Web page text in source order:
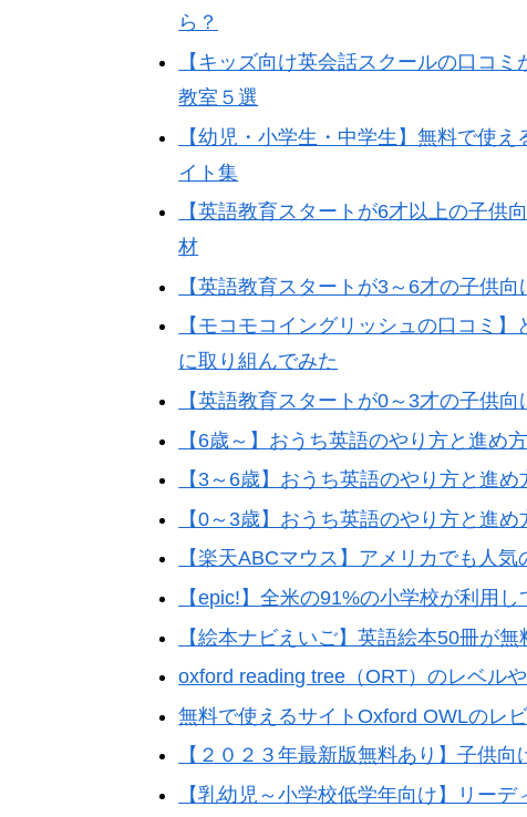
ら？
【キッズ向け英会話スクールの口コ
教室５選
【幼児・小学生・中学生】無料で使
イト集
【英語教育スタートが6才以上の子供
材
【英語教育スタートが3～6才の子供
【モコモコイングリッシュの口コミ
に取り組んでみた
【英語教育スタートが0～3才の子供
【6歳～】おうち英語のやり方と進め
【3～6歳】おうち英語のやり方と進
【0～3歳】おうち英語のやり方と進
【楽天ABCマウス】アメリカでも人
【epic!】全米の91%の小学校が利用
【絵本ナビえいご】英語絵本50冊が
oxford reading tree（ORT）のレベル
無料で使えるサイトOxford OWLのレ
【２０２３年最新版無料あり】子供
【乳幼児～小学校低学年向け】リー